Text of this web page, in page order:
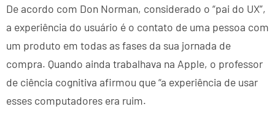
De acordo com Don Norman, considerado o “pai do UX”,
a experiência do usuário é o contato de uma pessoa com
um produto em todas as fases da sua jornada de
compra. Quando ainda trabalhava na Apple, o professor
de ciência cognitiva afirmou que “a experiência de usar
esses computadores era ruim.